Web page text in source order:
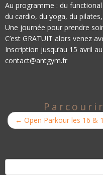
Au programme : du
du cardio, du yoga, du
Une journée pour prendre
C’est GRATUIT alors venez
Inscription jusqu’au 15 avril
contact@antgym.fr
← Open Parkour les 16 &